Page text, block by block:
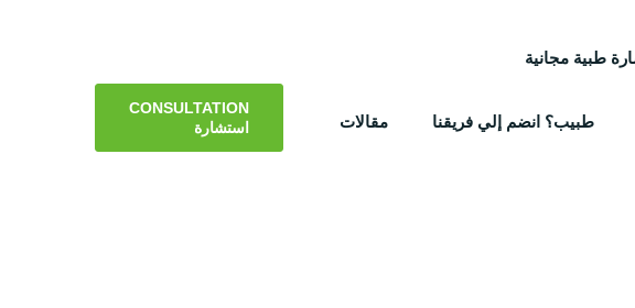
طبية مجانية
طبيب؟ انضم إلي فريقنا مقالات
CONSULTATION
استشارة